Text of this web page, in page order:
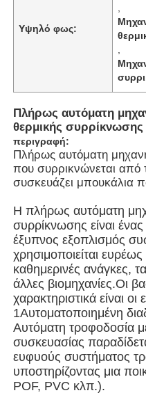
Σπίτι
Προϊόντα
Βίντεο
Υψηλό φως:
Πλήρως αυτόματη
θερμικής συρρίκνωσης
περιγραφή:
Πλήρως αυτόματη
που συρρικνώνεται από
συσκευάζει μπουκάλια
Η πλήρως αυτόματη
συρρίκνωσης είναι
έξυπνος εξοπλισμός
χρησιμοποιείται
καθημερινές ανάγκες,
άλλες βιομηχανίες.Οι
χαρακτηριστικά είναι οι
1Αυτοματοποιημένη
Αυτόματη τροφοδοσία
συσκευασίας
ευφυούς συστήματος
υποστηρίζοντας μια
POF, PVC κλπ.).